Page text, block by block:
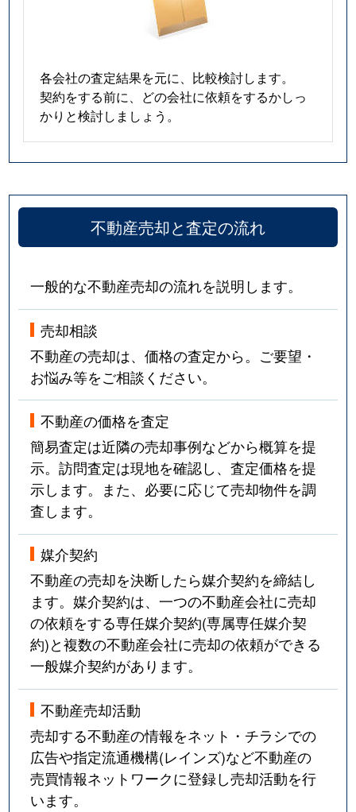
各会社の査定結果を元に、比較検討します。
契約をする前に、どの会社に依頼をするかしっ
かりと検討しましょう。
不動産売却と査定の流れ
一般的な不動産売却の流れを説明します。
売却相談
不動産の売却は、価格の査定から。ご要望・
お悩み等をご相談ください。
不動産の価格を査定
簡易査定は近隣の売却事例などから概算を提
示。訪問査定は現地を確認し、査定価格を提
示します。また、必要に応じて売却物件を調
査します。
媒介契約
不動産の売却を決断したら媒介契約を締結し
ます。媒介契約は、一つの不動産会社に売却
の依頼をする専任媒介契約(専属専任媒介契
約)と複数の不動産会社に売却の依頼ができる
一般媒介契約があります。
不動産売却活動
売却する不動産の情報をネット・チラシでの
広告や指定流通機構(レインズ)など不動産の
売買情報ネットワークに登録し売却活動を行
います。